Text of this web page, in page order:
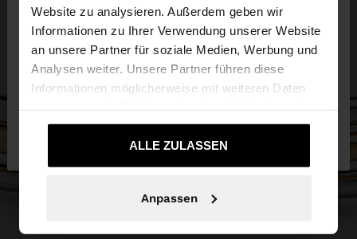
Website zu analysieren. Außerdem geben wir
Informationen zu Ihrer Verwendung unserer Website
an unsere Partner für soziale Medien, Werbung und
Analysen weiter. Unsere Partner führen diese
Informationen möglicherweise mit weiteren Daten
die sie im Rahmen Ihrer Nutzung der Dienste
gesammelt haben.ALLE ZULASSEN
Anpassen
Sie greifen von Schweiz auf die Website zu.
Möchten Sie unsere United States Website
Ja, bringen Sie mich zu
United States